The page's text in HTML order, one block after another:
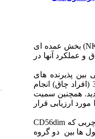
بخش عمده ای
و عملکرد آنها در
بین پذیرنده های
سایتوتوکسیسیته این سلول ها در افراد با شاخص توده بدنی کمتر از 25 (افراد غیرچاق) و افراد با شاخص توده بدنی بیشتر از 30 (افراد چاق) انجام
از سایتوکاین های اینترلوکین 2، 15 و 21 انجام گردید. همچنین سمیت
ارزیابی قرار
که CD56dim
ها بین دو گروه